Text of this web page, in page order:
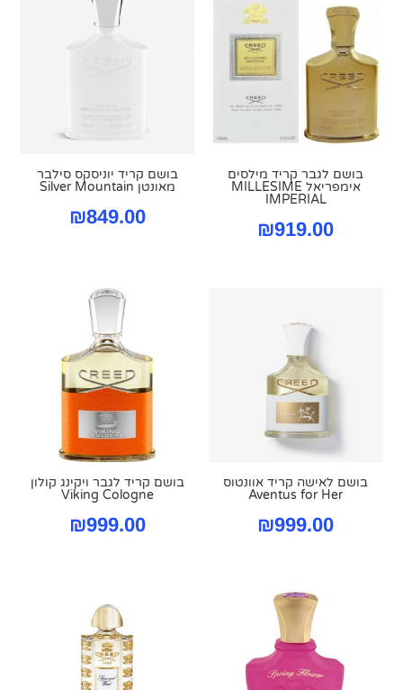
בושם לגבר קריד מילסים
אימפריאל MILLESIME
IMPERIAL
₪919.00
בושם קריד יוניסקס סילבר
מאונטן Silver Mountain
₪849.00
בושם לאישה קריד אוונטוס
Aventus for Her
₪999.00
בושם קריד לגבר ויקינג קולון
Viking Cologne
₪999.00